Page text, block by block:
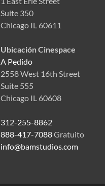
Suite 350
Chicago IL 60611
Ubicación Cinespace
A Pedido
2558 West 16th Street
Suite 555
Chicago IL 60608
312-255-8862
888-417-7088Gratuito
info@bamstudios.com